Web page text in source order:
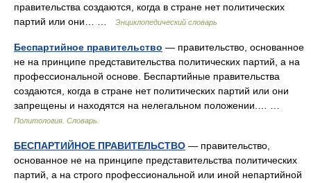
правительства создаются, когда в стране нет политических
партий или они… …
Энциклопедический словарь
Беспартийное правительство — правительство, основанное
не на принципе представительства политических партий, а на
профессиональной основе. Беспартийные правительства
создаются, когда в стране нет политических партий или они
запрещены и находятся на нелегальном положении.… …
Политология. Словарь.
БЕСПАРТИЙНОЕ ПРАВИТЕЛЬСТВО — правительство,
основанное не на принципе представительства политических
партий, а на строго профессиональной или иной непартийной